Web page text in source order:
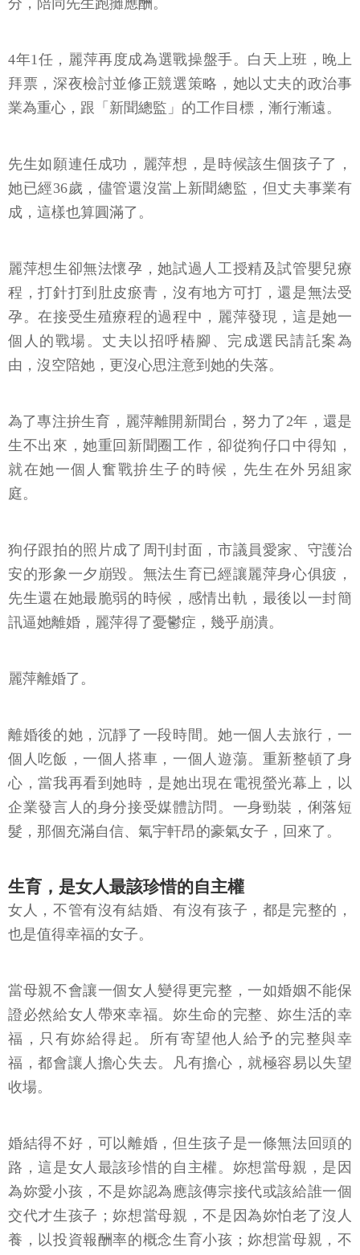
分，陪同先生跑攤應酬。
4年1任，麗萍再度成為選戰操盤手。白天上班，晚上
拜票，深夜檢討並修正競選策略，她以丈夫的政治事
業為重心，跟「新聞總監」的工作目標，漸行漸遠。
先生如願連任成功，麗萍想，是時候該生個孩子了，
她已經36歲，儘管還沒當上新聞總監，但丈夫事業有
成，這樣也算圓滿了。
麗萍想生卻無法懷孕，她試過人工授精及試管嬰兒療
程，打針打到肚皮瘀青，沒有地方可打，還是無法受
孕。在接受生殖療程的過程中，麗萍發現，這是她一
個人的戰場。丈夫以招呼樁腳、完成選民請託案為
由，沒空陪她，更沒心思注意到她的失落。
為了專注拚生育，麗萍離開新聞台，努力了2年，還是
生不出來，她重回新聞圈工作，卻從狗仔口中得知，
就在她一個人奮戰拚生子的時候，先生在外另組家
庭。
狗仔跟拍的照片成了周刊封面，市議員愛家、守護治
安的形象一夕崩毀。無法生育已經讓麗萍身心俱疲，
先生還在她最脆弱的時候，感情出軌，最後以一封簡
訊逼她離婚，麗萍得了憂鬱症，幾乎崩潰。
麗萍離婚了。
離婚後的她，沉靜了一段時間。她一個人去旅行，一
個人吃飯，一個人搭車，一個人遊蕩。重新整頓了身
心，當我再看到她時，是她出現在電視螢光幕上，以
企業發言人的身分接受媒體訪問。一身勁裝，俐落短
髮，那個充滿自信、氣宇軒昂的豪氣女子，回來了。
生育，是女人最該珍惜的自主權
女人，不管有沒有結婚、有沒有孩子，都是完整的，
也是值得幸福的女子。
當母親不會讓一個女人變得更完整，一如婚姻不能保
證必然給女人帶來幸福。妳生命的完整、妳生活的幸
福，只有妳給得起。所有寄望他人給予的完整與幸
福，都會讓人擔心失去。凡有擔心，就極容易以失望
收場。
婚結得不好，可以離婚，但生孩子是一條無法回頭的
路，這是女人最該珍惜的自主權。妳想當母親，是因
為妳愛小孩，不是妳認為應該傳宗接代或該給誰一個
交代才生孩子；妳想當母親，不是因為妳怕老了沒人
養，以投資報酬率的概念生育小孩；妳想當母親，不